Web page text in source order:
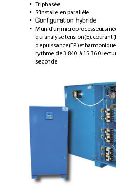
• Triphasée
• S’installe en parallèle
•
•
Muni d’un microprocesseur, si
qui analyse tension (E), courant
de puissance (FP) et
rythme de 3 840 à 15 360
seconde